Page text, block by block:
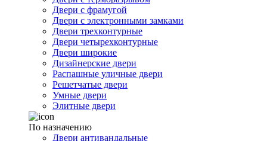
Двери с фрамугой
Двери с электронными замками
Двери трехконтурные
Двери четырехконтурные
Двери широкие
Дизайнерские двери
Распашные уличные двери
Решетчатые двери
Умные двери
Элитные двери
По назначению
Двери антивандальные